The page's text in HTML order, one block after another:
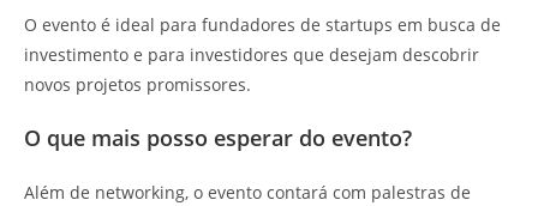
O evento é ideal para fundadores de startups em busca de
investimento e para investidores que desejam descobrir
novos projetos promissores.
O que mais posso esperar do evento?
Além de networking, o evento contará com palestras de